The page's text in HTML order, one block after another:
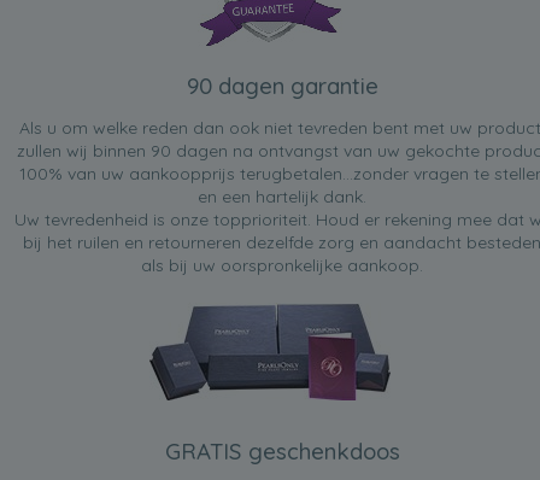
90 dagen garantie
Als u om welke reden dan ook niet tevreden bent met uw
zullen wij binnen 90 dagen na ontvangst van uw gekochte
100% van uw aankoopprijs terugbetalen...zonder vragen te
en een hartelijk dank.
Uw tevredenheid is onze topprioriteit. Houd er rekening mee dat
bij het ruilen en retourneren dezelfde zorg en aandacht besteden
als bij uw oorspronkelijke aankoop.
GRATIS geschenkdoos